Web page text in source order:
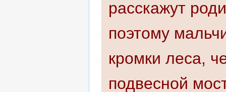
расскажут
поэтому
кромки леса,
подвесной